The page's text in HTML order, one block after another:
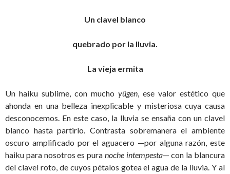
Un clavel blanco
quebrado por la lluvia.
La vieja ermita
Un haiku sublime, con mucho yûgen, ese valor estético que
ahonda en una belleza inexplicable y misteriosa cuya causa
desconocemos. En este caso, la lluvia se ensaña con un clavel
blanco hasta partirlo. Contrasta sobremanera el ambiente
oscuro amplificado por el aguacero —por alguna razón, este
haiku para nosotros es pura noche intempesta— con la blancura
del clavel roto, de cuyos pétalos gotea el agua de la lluvia. Y al